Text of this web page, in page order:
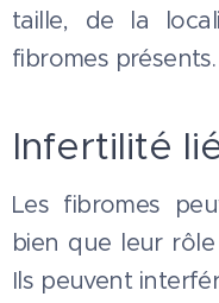
taille, de la
fibromes présents.
Infertilité
Les fibromes
bien que leur
Ils peuvent